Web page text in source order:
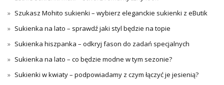
Szukasz Mohito sukienki – wybierz eleganckie sukienki z eButik
Sukienka na lato – sprawdź jaki styl będzie na topie
Sukienka hiszpanka – odkryj fason do zadań specjalnych
Sukienka na lato – co będzie modne w tym sezonie?
Sukienki w kwiaty – podpowiadamy z czym łączyć je jesienią?